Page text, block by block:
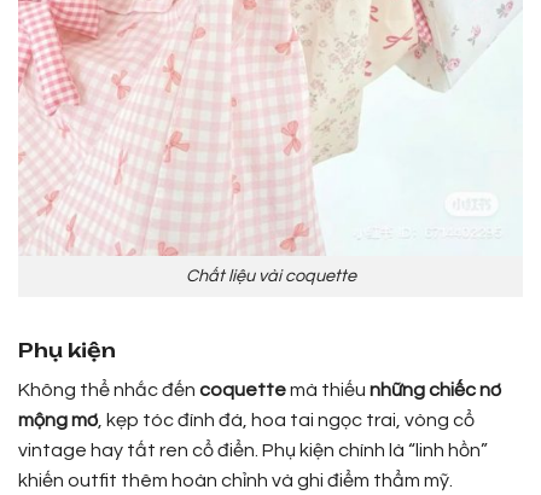
Chất liệu vài coquette
Phụ kiện
Không thể nhắc đến coquettemà thiếu những chiếc nơ
mộng mơ, kẹp tóc đính đá, hoa tai ngọc trai, vòng cổ
vintage hay tất ren cổ điển. Phụ kiện chính là “linh hồn”
khiến outfit thêm hoàn chỉnh và ghi điểm thẩm mỹ.